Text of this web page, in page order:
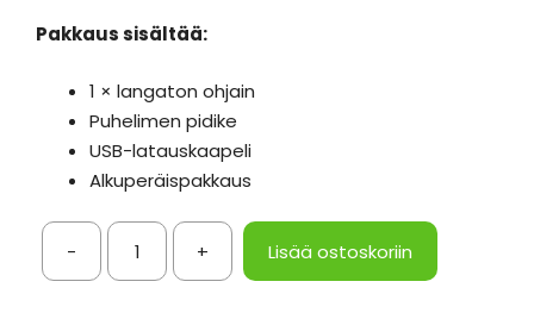
Pakkaus sisältää:
1 × langaton ohjain
Puhelimen pidike
USB-latauskaapeli
Alkuperäispakkaus
-
Langaton
+ Lisää ostoskoriin